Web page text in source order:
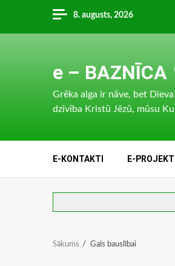
content
8. augusts, 2026
e – BAZNĪCA
Grēka alga ir nāve, bet
dzīvība Kristū Jēzū, mūsu
E-KONTAKTI E-
Sākums Gals bauslībai